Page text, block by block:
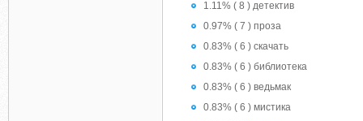
1.11% ( 8 ) детектив
0.97% ( 7 ) проза
0.83% ( 6 ) cкачать
0.83% ( 6 ) библиотека
0.83% ( 6 ) ведьмак
0.83% ( 6 ) мистика